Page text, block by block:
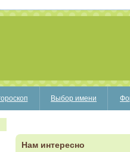
Выбор имени
Нам интересно